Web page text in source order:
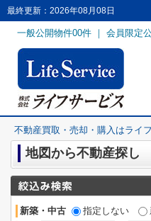
最終更新：2026年08月08日
一般公開物件00件 ｜ 会員限定
不動産買取・売却・購入はライ
地図から不動産探し
新築・中古 指定しない